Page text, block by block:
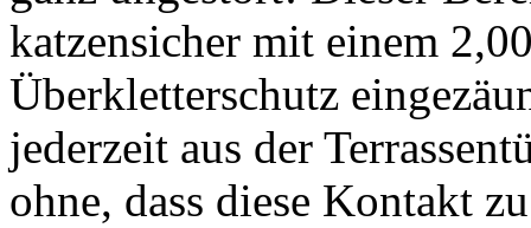
katzensicher mit einem
Überkletterschutz
jederzeit aus der
ohne, dass diese Kontakt